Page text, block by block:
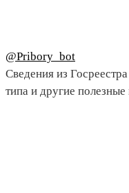
@Pribory_bot
Сведения из
типа и другие